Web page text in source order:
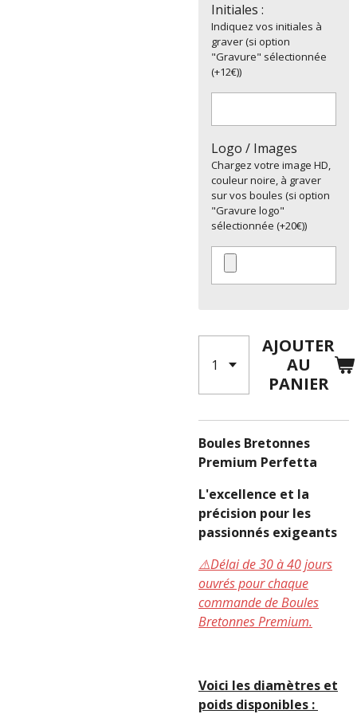
Initiales :
Indiquez vos initiales à
graver (si option
"Gravure" sélectionnée
(+12€))
Logo / Images
Chargez votre image HD,
couleur noire, à graver
sur vos boules (si option
"Gravure logo"
sélectionnée (+20€))
AJOUTER
AU
PANIER
Boules Bretonnes
Premium Perfetta
L'excellence et la
précision pour les
passionnés exigeants
⚠️Délai de 30 à 40 jours
ouvrés pour chaque
commande de Boules
Bretonnes Premium.
Voici les diamètres et
poids disponibles :